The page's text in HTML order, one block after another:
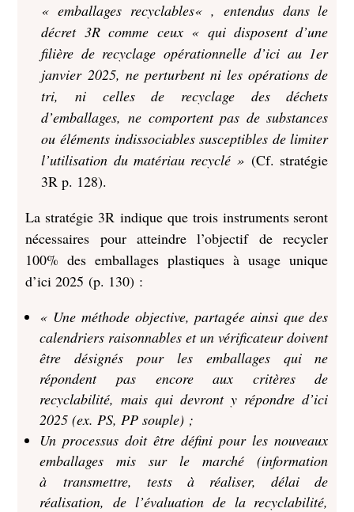
« emballages recyclables« , entendus dans le
décret 3R comme ceux « qui disposent d’une
filière de recyclage opérationnelle d’ici au 1er
janvier 2025, ne perturbent ni les opérations de
tri, ni celles de recyclage des déchets
d’emballages, ne comportent pas de substances
ou éléments indissociables susceptibles de limiter
l’utilisation du matériau recyclé » (Cf. stratégie
3R p. 128).
La stratégie 3R indique que trois instruments seront
nécessaires pour atteindre l’objectif de recycler
100% des emballages plastiques à usage unique
d’ici 2025 (p. 130) :
« Une méthode objective, partagée ainsi que des
calendriers raisonnables et un vérificateur doivent
être désignés pour les emballages qui ne
répondent pas encore aux critères de
recyclabilité, mais qui devront y répondre d’ici
2025 (ex. PS, PP souple) ;
Un processus doit être défini pour les nouveaux
emballages mis sur le marché (information
à transmettre, tests à réaliser, délai de
réalisation, de l’évaluation de la recyclabilité,